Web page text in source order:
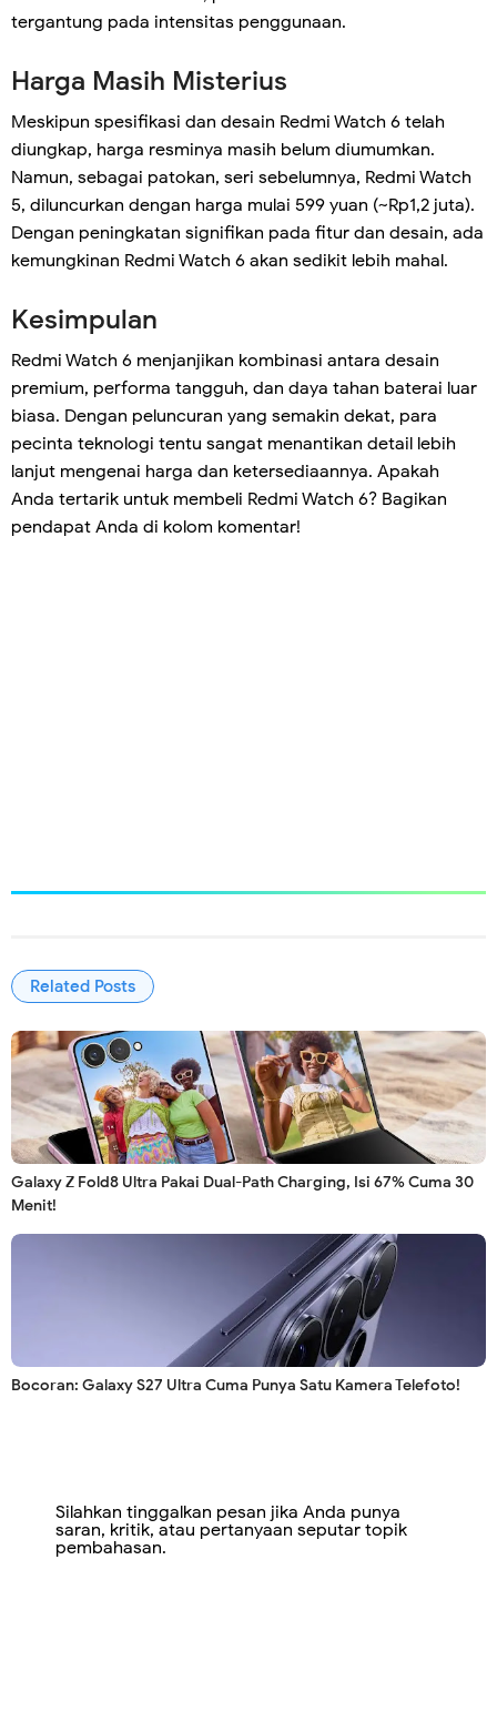
tergantung pada intensitas penggunaan.
Harga Masih Misterius
Meskipun spesifikasi dan desain Redmi Watch 6 telah
diungkap, harga resminya masih belum diumumkan.
Namun, sebagai patokan, seri sebelumnya, Redmi Watch
5, diluncurkan dengan harga mulai 599 yuan (~Rp1,2 juta).
Dengan peningkatan signifikan pada fitur dan desain, ada
kemungkinan Redmi Watch 6 akan sedikit lebih mahal.
Kesimpulan
Redmi Watch 6 menjanjikan kombinasi antara desain
premium, performa tangguh, dan daya tahan baterai luar
biasa. Dengan peluncuran yang semakin dekat, para
pecinta teknologi tentu sangat menantikan detail lebih
lanjut mengenai harga dan ketersediaannya. Apakah
Anda tertarik untuk membeli Redmi Watch 6? Bagikan
pendapat Anda di kolom komentar!
Related Posts
Galaxy Z Fold8 Ultra Pakai Dual-Path Charging, Isi 67% Cuma 30
Menit!
Bocoran: Galaxy S27 Ultra Cuma Punya Satu Kamera Telefoto!
Silahkan tinggalkan pesan jika Anda punya
saran, kritik, atau pertanyaan seputar topik
pembahasan.